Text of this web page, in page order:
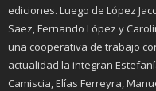
ediciones. Luego de López
Saez, Fernando López y
una cooperativa de trabajo
actualidad la integran
Camiscia, Elías Ferreyra,